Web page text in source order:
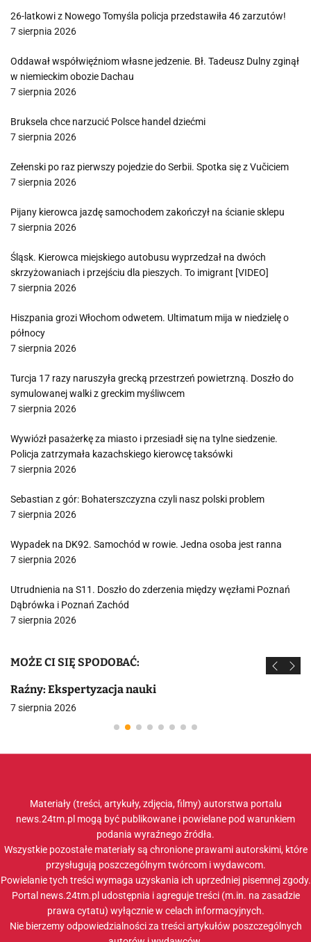
26-latkowi z Nowego Tomyśla policja przedstawiła 46 zarzutów!
7 sierpnia 2026
Oddawał współwięźniom własne jedzenie. Bł. Tadeusz Dulny zginął
w niemieckim obozie Dachau
7 sierpnia 2026
Bruksela chce narzucić Polsce handel dziećmi
7 sierpnia 2026
Zełenski po raz pierwszy pojedzie do Serbii. Spotka się z Vučiciem
7 sierpnia 2026
Pijany kierowca jazdę samochodem zakończył na ścianie sklepu
7 sierpnia 2026
Śląsk. Kierowca miejskiego autobusu wyprzedzał na dwóch
skrzyżowaniach i przejściu dla pieszych. To imigrant [VIDEO]
7 sierpnia 2026
Hiszpania grozi Włochom odwetem. Ultimatum mija w niedzielę o
północy
7 sierpnia 2026
Turcja 17 razy naruszyła grecką przestrzeń powietrzną. Doszło do
symulowanej walki z greckim myśliwcem
7 sierpnia 2026
Wywiózł pasażerkę za miasto i przesiadł się na tylne siedzenie.
Policja zatrzymała kazachskiego kierowcę taksówki
7 sierpnia 2026
Sebastian z gór: Bohaterszczyzna czyli nasz polski problem
7 sierpnia 2026
Wypadek na DK92. Samochód w rowie. Jedna osoba jest ranna
7 sierpnia 2026
Utrudnienia na S11. Doszło do zderzenia między węzłami Poznań
Dąbrówka i Poznań Zachód
7 sierpnia 2026
MOŻE CI SIĘ SPODOBAĆ:
Raźny: Ekspertyzacja nauki
7 sierpnia 2026
Materiały (treści, artykuły, zdjęcia, filmy) autorstwa portalu
news.24tm.pl mogą być publikowane i powielane pod warunkiem
podania wyraźnego źródła.
Wszystkie pozostałe materiały są chronione prawami autorskimi, które
przysługują poszczególnym twórcom i wydawcom.
Powielanie tych treści wymaga uzyskania ich uprzedniej pisemnej zgody.
Portal news.24tm.pl udostępnia i agreguje treści (m.in. na zasadzie
prawa cytatu) wyłącznie w celach informacyjnych.
Nie bierzemy odpowiedzialności za treści artykułów poszczególnych